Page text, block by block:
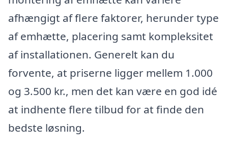
afhængigt af flere faktorer, herunder type
af emhætte, placering samt kompleksitet
af installationen. Generelt kan du
forvente, at priserne ligger mellem 1.000
og 3.500 kr., men det kan være en god idé
at indhente flere tilbud for at finde den
bedste løsning.